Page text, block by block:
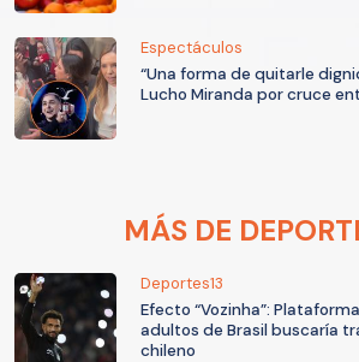
Espectáculos
“Una forma de quitarle
Lucho Miranda por cruce
MÁS DE
Deportes13
Efecto “Vozinha”:
adultos de Brasil buscaría
chileno